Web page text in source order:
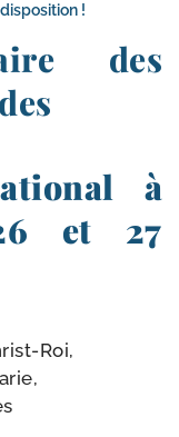
!
des
à
et 27
Roi,